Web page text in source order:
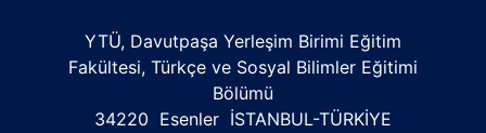
YTÜ, Davutpaşa Yerleşim Birimi Eğitim
Fakültesi, Türkçe ve Sosyal Bilimler Eğitimi
Bölümü
34220 Esenler İSTANBUL-TÜRKİYE